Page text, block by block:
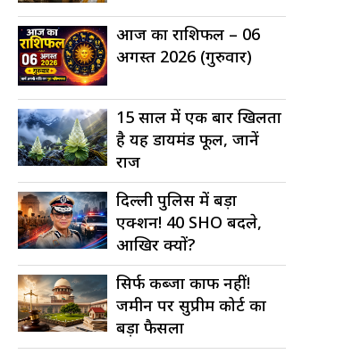
आज का राशिफल – 06
अगस्त 2026 (गुरुवार)
15 साल में एक बार खिलता
है यह डायमंड फूल, जानें
राज
दिल्ली पुलिस में बड़ा
एक्शन! 40 SHO बदले,
आखिर क्यों?
सिर्फ कब्जा काफी नहीं!
जमीन पर सुप्रीम कोर्ट का
बड़ा फैसला